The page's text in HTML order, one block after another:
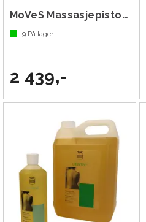
MoVeS Massasjepistol Mini
9 På lager
2 439,-